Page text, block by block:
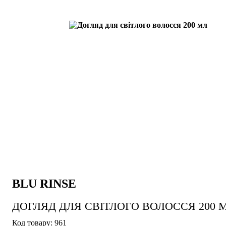
BLU RINSE
ДОГЛЯД ДЛЯ СВІТЛОГО ВОЛОССЯ 200
961